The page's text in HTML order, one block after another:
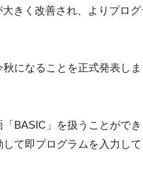
きく改善され、よりプログ
になることを正式発表しま
BASIC」を扱うことができ
て即プログラムを入力し